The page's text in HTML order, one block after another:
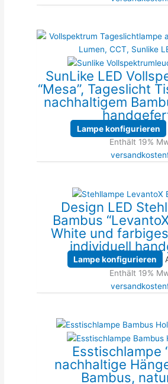
SunLike LED
“Mesa”, Tageslicht
nachhaltigem
Lampe konfigurieren
Enthält 19%
Design LED
Bambus
White und
individuell
Lampe konfigurieren
Enthält 19%
Esstischlampe
nachhaltige
Bambus,